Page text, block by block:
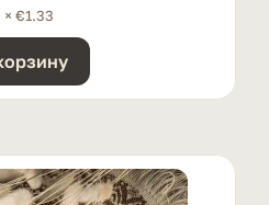
× €1.33